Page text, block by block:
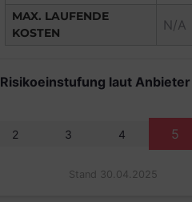
MAX. LAUFENDE
KOSTEN
N/A
Risikoeinstufung laut Anbieter
2 3 4 5
Stand 30.04.2025